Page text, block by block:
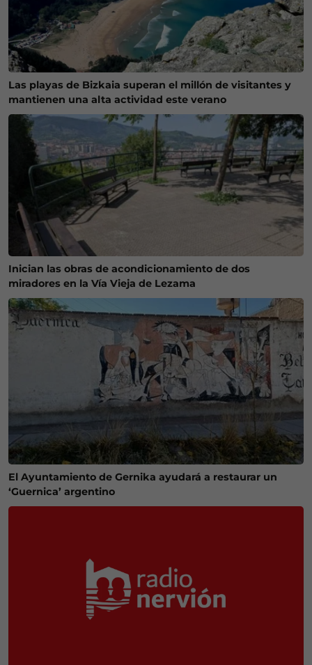
Las playas de Bizkaia superan el millón de visitantes y
mantienen una alta actividad este verano
Inician las obras de acondicionamiento de dos
miradores en la Vía Vieja de Lezama
El Ayuntamiento de Gernika ayudará a restaurar un
‘Guernica’ argentino